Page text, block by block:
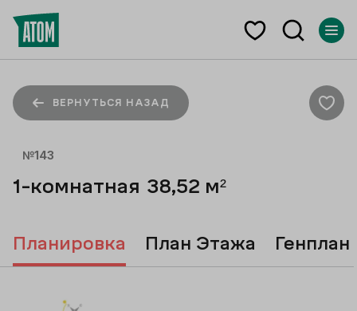
ВЕРНУТЬСЯ НАЗАД
№143
1-комнатная 38,52 м²
Планировка План Этажа Генплан